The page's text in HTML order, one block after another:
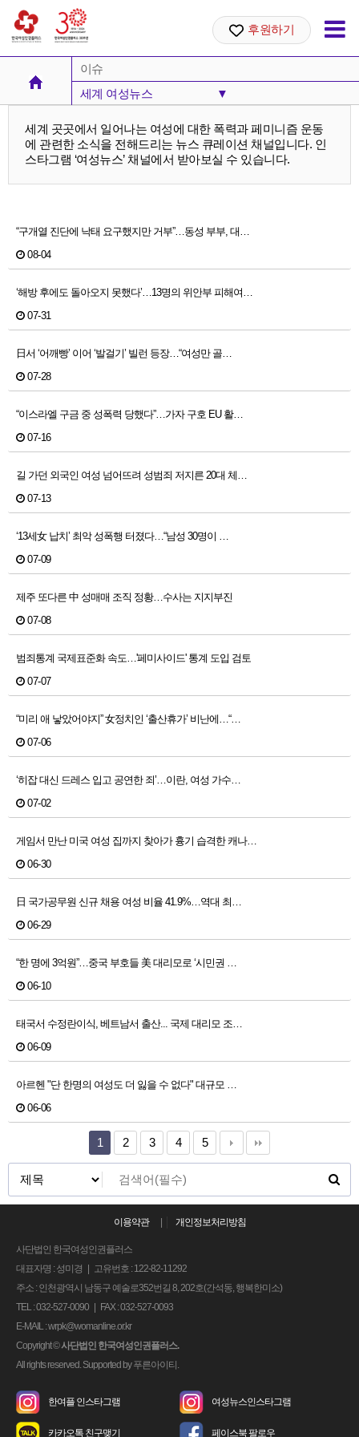
후원하기
이슈
세계 여성뉴스
▼
여성주의 카드뉴스
세계 여성뉴스
세계 곳곳에서 일어나는 여성에 대한 폭력과 페미니즘 운동
에 관련한 소식을 전해드리는 뉴스 큐레이션 채널입니다. 인
스타그램 ‘여성뉴스’ 채널에서 받아보실 수 있습니다.
“구개열 진단에 낙태 요구했지만 거부”…동성 부부, 대…
08-04
‘해방 후에도 돌아오지 못했다’…13명의 위안부 피해여…
07-31
日서 ‘어깨빵’ 이어 ‘발걸기’ 빌런 등장…“여성만 골…
07-28
“이스라엘 구금 중 성폭력 당했다”…가자 구호 EU 활…
07-16
길 가던 외국인 여성 넘어뜨려 성범죄 저지른 20대 체…
07-13
‘13세女 납치’ 최악 성폭행 터졌다…“남성 30명이 …
07-09
제주 또다른 中 성매매 조직 정황…수사는 지지부진
07-08
범죄통계 국제표준화 속도…'페미사이드' 통계 도입 검토
07-07
“미리 애 낳았어야지” 女정치인 ‘출산휴가’ 비난에…“…
07-06
‘히잡 대신 드레스 입고 공연한 죄’…이란, 여성 가수…
07-02
게임서 만난 미국 여성 집까지 찾아가 흉기 습격한 캐나…
06-30
日 국가공무원 신규 채용 여성 비율 41.9%…역대 최…
06-29
“한 명에 3억원”…중국 부호들 美 대리모로 ‘시민권 …
06-10
태국서 수정란이식, 베트남서 출산... 국제 대리모 조…
06-09
아르헨 "단 한명의 여성도 더 잃을 수 없다" 대규모 …
06-06
1 2 3 4 5
이용약관 개인정보처리방침
사단법인 한국여성인권플러스
대표자명 : 성미경 | 고유번호 : 122-82-11292
주소 : 인천광역시 남동구 예술로352번길 8, 202호(간석동, 행복한미소)
TEL : 032-527-0090 | FAX : 032-527-0093
E-MAIL : wrpk@womanline.or.kr
Copyright©사단법인 한국여성인권플러스.
All rights reserved. Supported by푸른아이티.
한여플 인스타그램 여성뉴스인스타그램
카카오톡 친구맺기 페이스북 팔로우